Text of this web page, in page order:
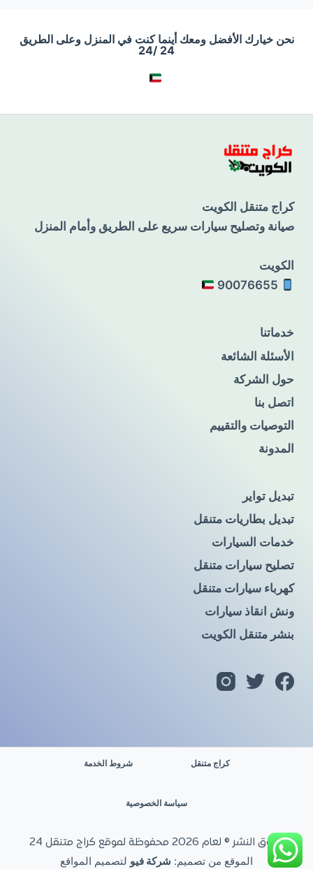
نحن خيارك الأفضل ومعك أينما كنت في المنزل وعلى الطريق
24 /24
كراج متنقل الكويت
صيانة وتصليح سيارات سريع على الطريق وأمام المنزل
الكويت
خدماتنا
الأسئلة الشائعة
حول الشركة
اتصل بنا
التوصيات والتقييم
المدونة
تبديل تواير
تبديل بطاريات متنقل
خدمات السيارات
تصليح سيارات متنقل
كهرباء سيارات متنقل
ونش انقاذ سيارات
بنشر متنقل الكويت
كراج متنقل شروط الخدمة
سياسة الخصوصية
حقوق النشر © لعام 2026 محفوظة لموقع كراج متنقل 24
الموقع من تصميم: شركة فيو لتصميم المواقع